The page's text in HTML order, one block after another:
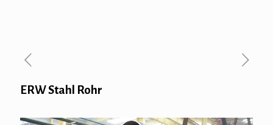
ERW Stahl Rohr